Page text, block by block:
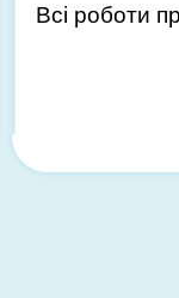
Всі роботи